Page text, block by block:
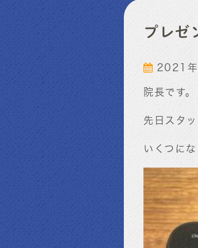
プレゼ
2021年
院長です。
先日スタ
いくつに